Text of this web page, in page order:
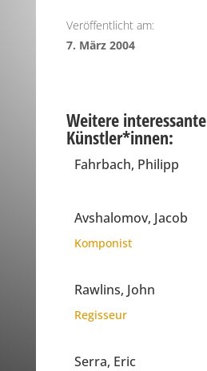
Veröffentlicht am:
7. März 2004
Weitere interessante
Künstler*innen:
Fahrbach, Philipp
Avshalomov, Jacob
Komponist
Rawlins, John
Regisseur
Serra, Eric